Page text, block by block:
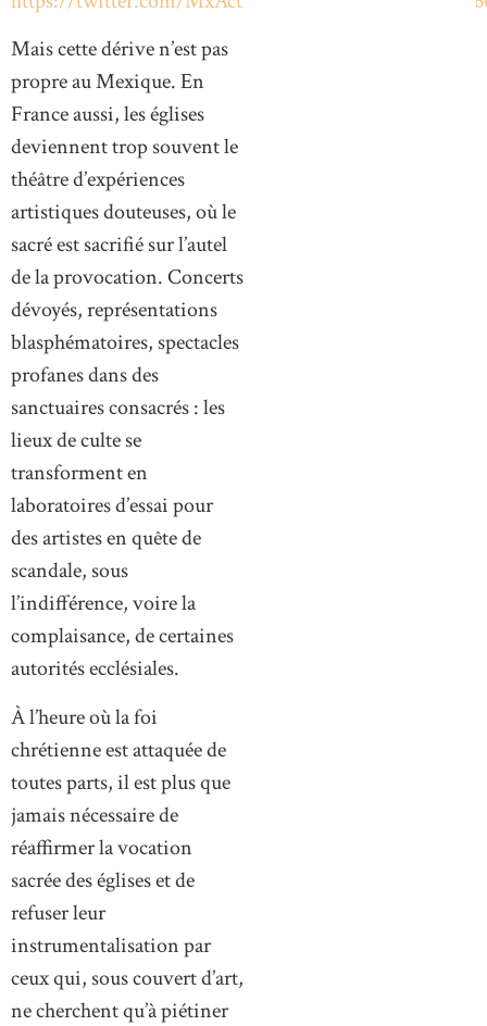
Mais cette dérive n’est pas
propre au Mexique. En
France aussi, les églises
deviennent trop souvent le
théâtre d’expériences
artistiques douteuses, où le
sacré est sacrifié sur l’autel
de la provocation. Concerts
dévoyés, représentations
blasphématoires, spectacles
profanes dans des
sanctuaires consacrés : les
lieux de culte se
transforment en
laboratoires d’essai pour
des artistes en quête de
scandale, sous
l’indifférence, voire la
complaisance, de certaines
autorités ecclésiales.
À l’heure où la foi
chrétienne est attaquée de
toutes parts, il est plus que
jamais nécessaire de
réaffirmer la vocation
sacrée des églises et de
refuser leur
instrumentalisation par
ceux qui, sous couvert d’art,
ne cherchent qu’à piétiner